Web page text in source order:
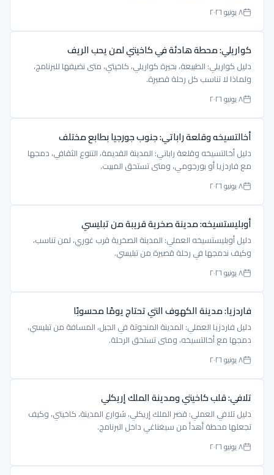
٨ يونيو ٢٠٢٦
كواريلي: محطة هادئة في كاخيتي لمن يحب الريف
دليل كواريلي: الطبيعة، بحيرة كواريلي، كاخيتي، متى نضيفها للبرنامج،
ولماذا لا تناسب كل رحلة قصيرة.
٨ يونيو ٢٠٢٦
أخالتسيخه وقلعة راباتي: جنوب جورجيا بطابع مختلف
دليل أخالتسيخه وقلعة راباتي: المدينة القديمة، التنوع الثقافي، دمجها
مع فاردزيا أو بورجومي، ومتى تستحق المبيت.
٨ يونيو ٢٠٢٦
أوبليستسيخه: مدينة صخرية قريبة من تبليسي
دليل أوبليستسيخه العملي: المدينة الصخرية قرب غوري، لمن تناسب،
وكيف ندمجها في رحلة قصيرة من تبليسي.
٨ يونيو ٢٠٢٦
فاردزيا: مدينة الكهوف التي تحتاج يومًا محسوبًا
دليل فاردزيا العملي: المدينة المنحوتة في الجبل، المسافة من تبليسي،
دمجها مع أخالتسيخه، ومتى تستحق الرحلة.
٨ يونيو ٢٠٢٦
تلافي: قلب كاخيتي ومدينة الملك إريكلي
دليل تلافي العملي: قصر الملك إريكلي، شوارع المدينة، كاخيتي، وكيف
تجعلها محطة أهدأ من سيغناغي داخل البرنامج.
٨ يونيو ٢٠٢٦